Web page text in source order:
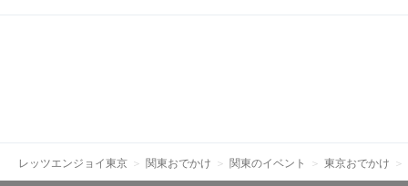
レッツエンジョイ東京 関東おでかけ 関東のイベント 東京おでかけ